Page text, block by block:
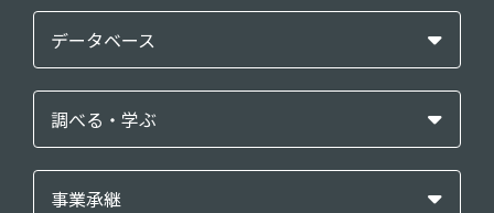
データベース
調べる・学ぶ
事業承継